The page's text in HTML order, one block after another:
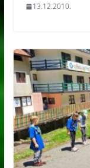
13.12.2010.